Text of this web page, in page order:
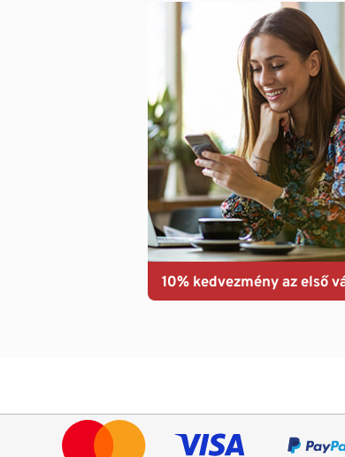
10% kedvezmény az első